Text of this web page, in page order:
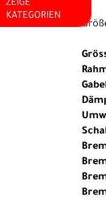
ZEIGE
KATEGORIEN